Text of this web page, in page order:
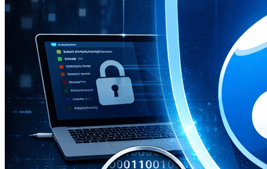
Toegankelijkheid